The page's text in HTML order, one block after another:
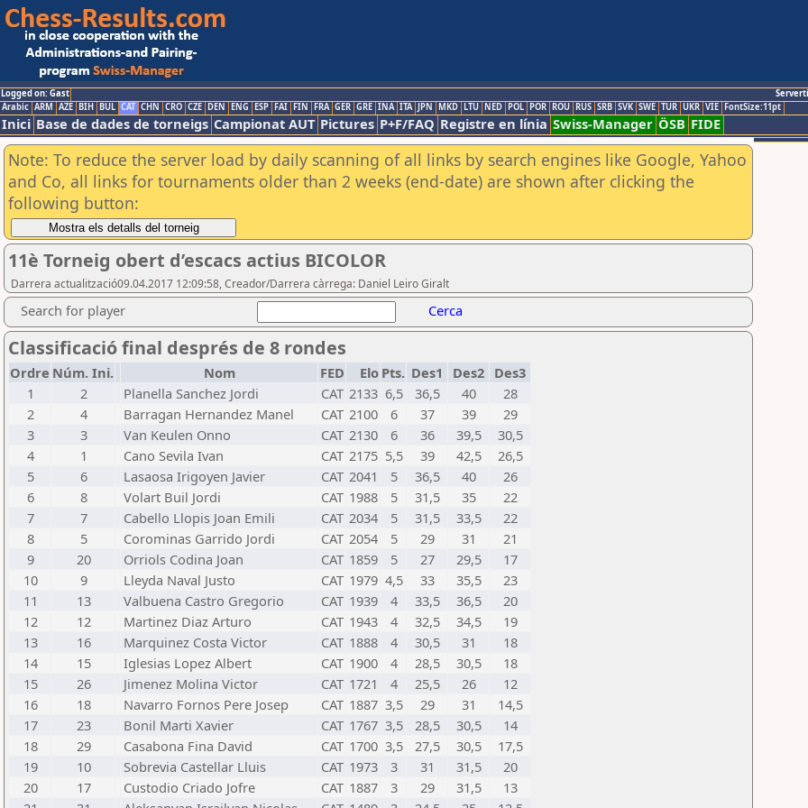
Logged on: Gast
Arabic ARM AZE BIH BUL CAT CHN CRO CZE DEN ENG ESP FAI FIN FRA GER GRE INA ITA JPN MKD LTU NED POL POR ROU RUS SRB SVK SWE TUR UKR VIE FontSize:11pt
Inici Base de dades de torneigs Campionat AUT Pictures P+F/FAQ Registre en línia Swiss-Manager ÖSB FIDE
Note: To reduce the server load by daily scanning of all links by search engines like Google, Yahoo
and Co, all links for tournaments older than 2 weeks (end-date) are shown after clicking the
following button:
11è Torneig obert d’escacs actius BICOLOR
Darrera actualització09.04.2017 12:09:58, Creador/Darrera càrrega: Daniel Leiro Giralt
Search for player Cerca
Classificació final després de 8 rondes
Ordre Núm. Ini. Nom FED Elo Pts. Des1 Des2 Des3
1
2 Planella Sanchez Jordi CAT 2133 6,5 36,5 40
28
2
4 Barragan Hernandez Manel CAT 2100 6 37 39
29
3
3 Van Keulen Onno CAT 2130 6 36 39,5
30,5
4
1 Cano Sevila Ivan CAT 2175 5,5 39 42,5
26,5
5
6 Lasaosa Irigoyen Javier CAT 2041 5 36,5 40
26
6
8 Volart Buil Jordi CAT 1988 5 31,5 35
22
7
7 Cabello Llopis Joan Emili CAT 2034 5 31,5 33,5
22
8
5 Corominas Garrido Jordi CAT 2054 5 29 31
21
9
20 Orriols Codina Joan CAT 1859 5 27 29,5
17
10
9 Lleyda Naval Justo CAT 1979 4,5 33 35,5
23
11
13 Valbuena Castro Gregorio CAT 1939 4 33,5 36,5
20
12
12 Martinez Diaz Arturo CAT 1943 4 32,5 34,5
19
13
16 Marquinez Costa Victor CAT 1888 4 30,5 31
18
14
15 Iglesias Lopez Albert CAT 1900 4 28,5 30,5
18
15
26 Jimenez Molina Victor CAT 1721 4 25,5 26
12
16
18 Navarro Fornos Pere Josep CAT 1887 3,5 29 31
14,5
17
23 Bonil Marti Xavier CAT 1767 3,5 28,5 30,5
14
18
29 Casabona Fina David CAT 1700 3,5 27,5 30,5
17,5
19
10 Sobrevia Castellar Lluis CAT 1973 3 31 31,5
20
20
17 Custodio Criado Jofre CAT 1887 3 29 31,5
13